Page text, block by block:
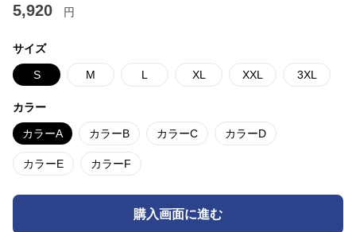
5,920 円
サイズ
S M L XL XXL 3XL
カラー
カラーA カラーB カラーC カラーD
カラーE カラーF
購入画面に進む